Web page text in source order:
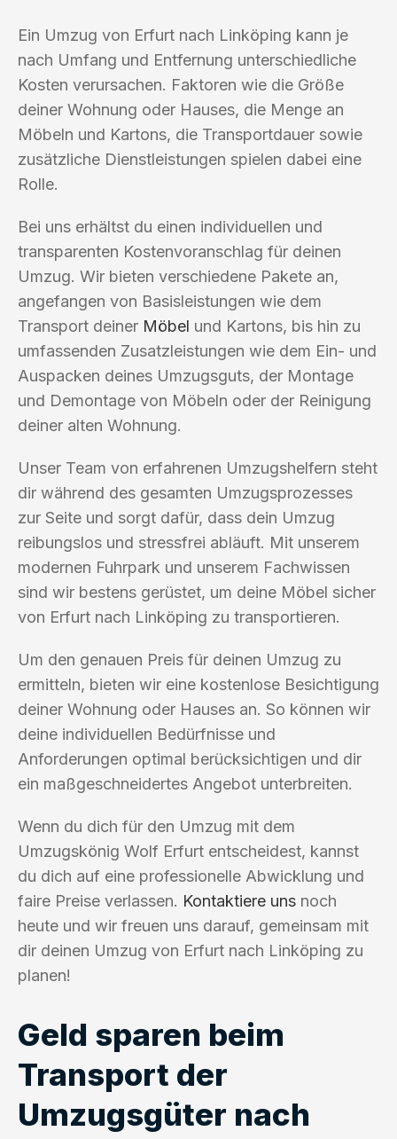
Ein Umzug von Erfurt nach Linköping kann je
nach Umfang und Entfernung unterschiedliche
Kosten verursachen. Faktoren wie die Größe
deiner Wohnung oder Hauses, die Menge an
Möbeln und Kartons, die Transportdauer sowie
zusätzliche Dienstleistungen spielen dabei eine
Rolle.
Bei uns erhältst du einen individuellen und
transparenten Kostenvoranschlag für deinen
Umzug. Wir bieten verschiedene Pakete an,
angefangen von Basisleistungen wie dem
Transport deiner Möbel und Kartons, bis hin zu
umfassenden Zusatzleistungen wie dem Ein- und
Auspacken deines Umzugsguts, der Montage
und Demontage von Möbeln oder der Reinigung
deiner alten Wohnung.
Unser Team von erfahrenen Umzugshelfern steht
dir während des gesamten Umzugsprozesses
zur Seite und sorgt dafür, dass dein Umzug
reibungslos und stressfrei abläuft. Mit unserem
modernen Fuhrpark und unserem Fachwissen
sind wir bestens gerüstet, um deine Möbel sicher
von Erfurt nach Linköping zu transportieren.
Um den genauen Preis für deinen Umzug zu
ermitteln, bieten wir eine kostenlose Besichtigung
deiner Wohnung oder Hauses an. So können wir
deine individuellen Bedürfnisse und
Anforderungen optimal berücksichtigen und dir
ein maßgeschneidertes Angebot unterbreiten.
Wenn du dich für den Umzug mit dem
Umzugskönig Wolf Erfurt entscheidest, kannst
du dich auf eine professionelle Abwicklung und
faire Preise verlassen. Kontaktiere uns noch
heute und wir freuen uns darauf, gemeinsam mit
dir deinen Umzug von Erfurt nach Linköping zu
planen!
Geld sparen beim
Transport der
Umzugsgüter nach